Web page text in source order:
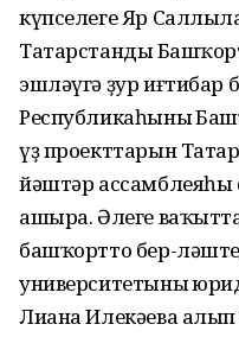
күпселеге Яр
Татарстандың
эшләүгә ҙур иғтибар
Республикаһының
үҙ проекттарын
йәштәр
ашыра. Әлеге
башҡортто бер-
университетының
Лиана Илекәева алып